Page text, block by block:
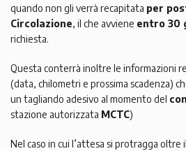
quando non gli verrà recapitata per
Circolazione, il che avviene entro 30
richiesta.
Questa conterrà inoltre le informazioni
(data, chilometri e prossima scadenza)
un tagliando adesivo al momento del
stazione autorizzata MCTC)
Nel caso in cui l’attesa si protragga oltre il